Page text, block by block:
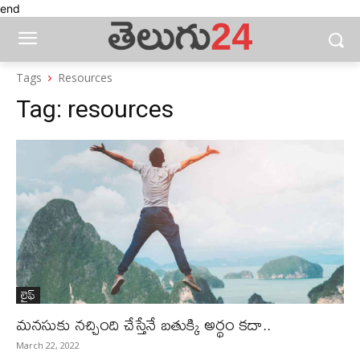
end
Tags Resources
Tag: resources
లైఫ్‌
మనసుకు నచ్చింది చేస్తేనే బతుక్కి అర్థం కదా..
March 22, 2022